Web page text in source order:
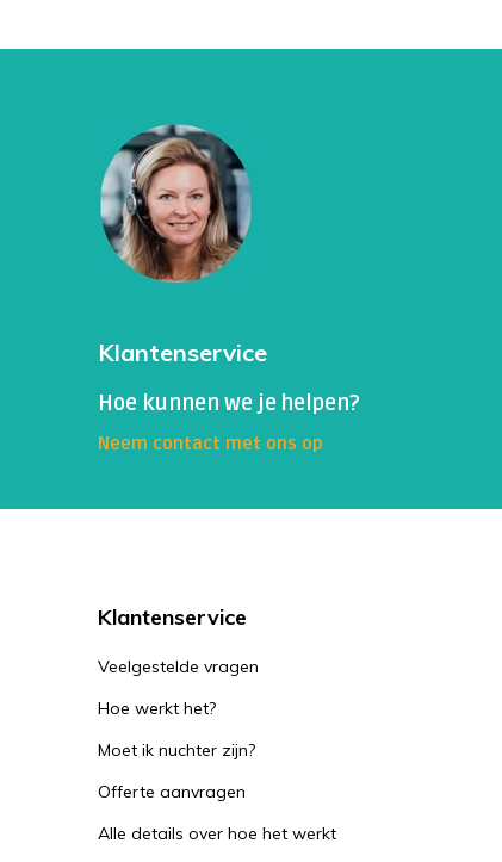
Klantenservice
Hoe kunnen we je helpen?
Neem contact met ons op
Klantenservice
Veelgestelde vragen
Hoe werkt het?
Moet ik nuchter zijn?
Offerte aanvragen
Alle details over hoe het werkt